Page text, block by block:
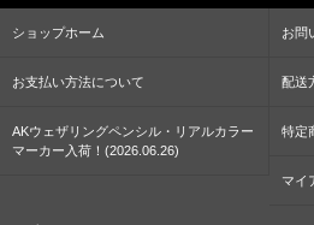
ショップホーム お問
お支払い方法について 配送
AKウェザリングペンシル・リアルカラー
マーカー入荷！(2026.06.26)
特定
マイ